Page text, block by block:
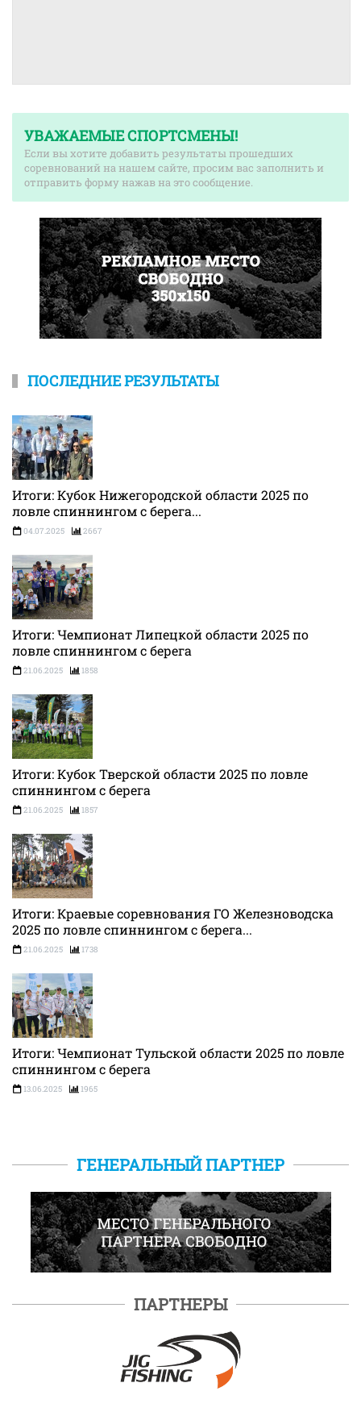
УВАЖАЕМЫЕ СПОРТСМЕНЫ!
Если вы хотите добавить результаты прошедших
соревнований на нашем сайте, просим вас заполнить и
отправить форму нажав на это сообщение.
ПОСЛЕДНИЕ РЕЗУЛЬТАТЫ
Итоги: Кубок Нижегородской области 2025 по
ловле спиннингом с берега...
04.07.2025 2667
Итоги: Чемпионат Липецкой области 2025 по
ловле спиннингом с берега
21.06.2025 1858
Итоги: Кубок Тверской области 2025 по ловле
спиннингом с берега
21.06.2025 1857
Итоги: Краевые соревнования ГО Железноводска
2025 по ловле спиннингом с берега...
21.06.2025 1738
Итоги: Чемпионат Тульской области 2025 по ловле
спиннингом с берега
13.06.2025 1965
ГЕНЕРАЛЬНЫЙ ПАРТНЕР
ПАРТНЕРЫ
ПОДРОБНЕЕ